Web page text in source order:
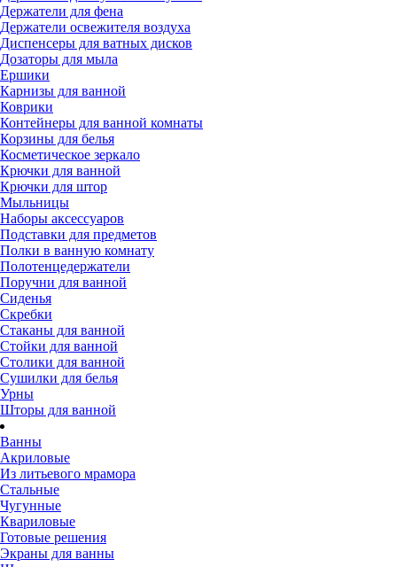
Держатели для фена
Держатели освежителя воздуха
Диспенсеры для ватных дисков
Дозаторы для мыла
Ершики
Карнизы для ванной
Коврики
Контейнеры для ванной комнаты
Корзины для белья
Косметическое зеркало
Крючки для ванной
Крючки для штор
Мыльницы
Наборы аксессуаров
Подставки для предметов
Полки в ванную комнату
Полотенцедержатели
Поручни для ванной
Сиденья
Скребки
Стаканы для ванной
Стойки для ванной
Столики для ванной
Сушилки для белья
Урны
Шторы для ванной
Ванны
Акриловые
Из литьевого мрамора
Стальные
Чугунные
Квариловые
Готовые решения
Экраны для ванны